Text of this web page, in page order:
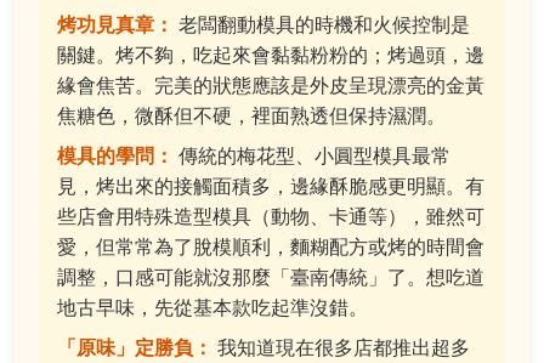
烤功見真章： 老闆翻動模具的時機和火候控制是
關鍵。烤不夠，吃起來會黏黏粉粉的；烤過頭，邊
緣會焦苦。完美的狀態應該是外皮呈現漂亮的金黃
焦糖色，微酥但不硬，裡面熟透但保持濕潤。
模具的學問： 傳統的梅花型、小圓型模具最常
見，烤出來的接觸面積多，邊緣酥脆感更明顯。有
些店會用特殊造型模具（動物、卡通等），雖然可
愛，但常常為了脫模順利，麵糊配方或烤的時間會
調整，口感可能就沒那麼「臺南傳統」了。想吃道
地古早味，先從基本款吃起準沒錯。
「原味」定勝負： 我知道現在很多店都推出超多